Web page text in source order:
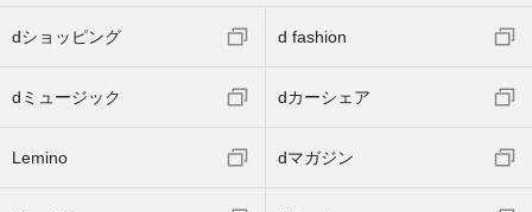
dショッピング d fashion
dミュージック dカーシェア
Lemino dマガジン